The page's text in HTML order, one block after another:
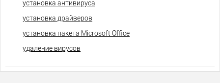
установка антивируса
установка драйверов
установка пакета Microsoft Office
удаление вирусов